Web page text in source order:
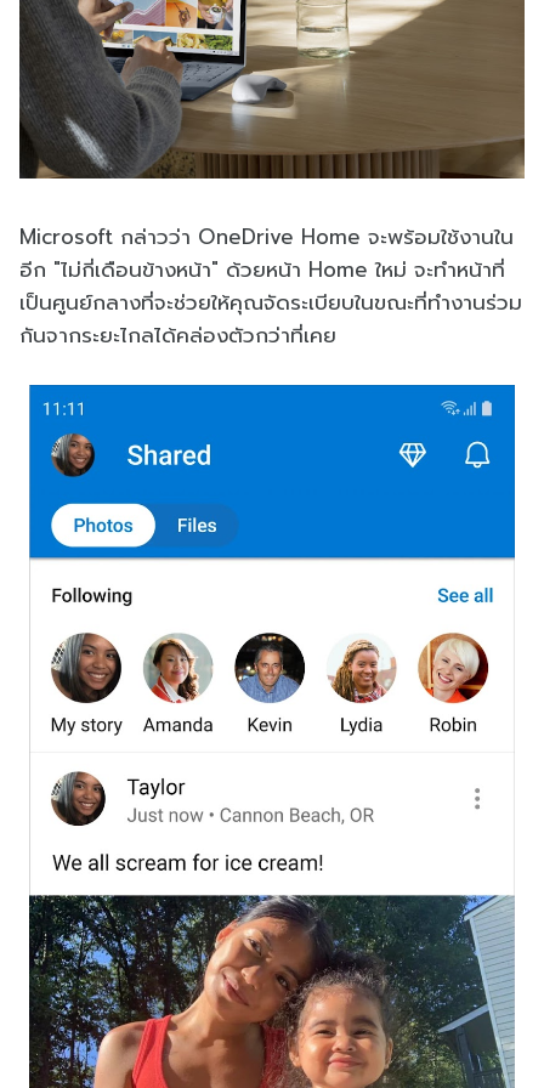
Microsoft กล่าวว่า OneDrive Home จะพร้อมใช้งานใน
อีก "ไม่กี่เดือนข้างหน้า" ด้วยหน้า Home ใหม่ จะทำหน้าที่
เป็นศูนย์กลางที่จะช่วยให้คุณจัดระเบียบในขณะที่ทำงานร่วม
กันจากระยะไกลได้คล่องตัวกว่าที่เคย